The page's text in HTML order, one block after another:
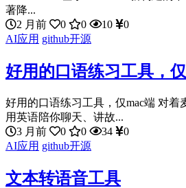
著降...
2 月前
0 0 10
0
AI应用 github开源
好用的口语练习工具，
好用的口语练习工具，仅mac端 对着
用英语陪你聊天、讲故...
3 月前
0 0 34
0
AI应用 github开源
文本转语音工具